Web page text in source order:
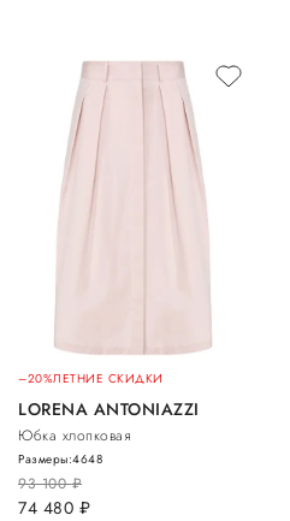
–20%ЛЕТНИЕ СКИДКИ
LORENA ANTONIAZZI
Юбка хлопковая
93 100руб.
74 480 руб.
Размеры:4648